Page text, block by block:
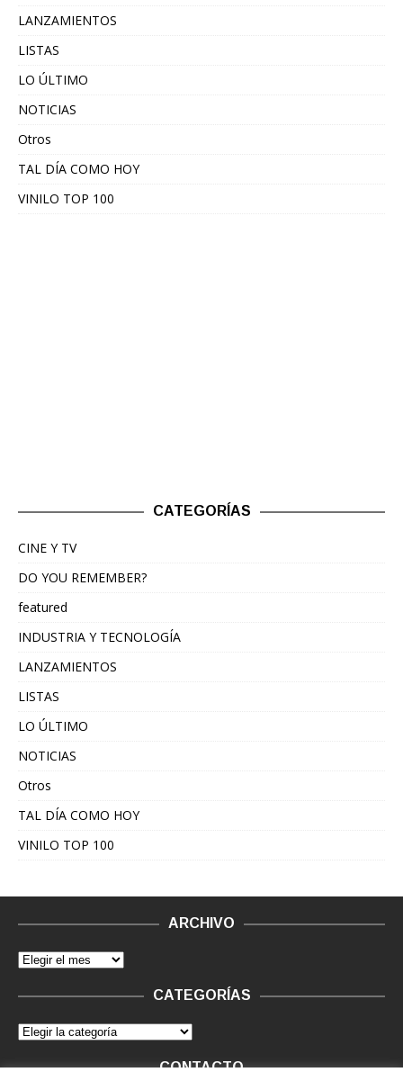
LANZAMIENTOS
LISTAS
LO ÚLTIMO
NOTICIAS
Otros
TAL DÍA COMO HOY
VINILO TOP 100
CATEGORÍAS
CINE Y TV
DO YOU REMEMBER?
featured
INDUSTRIA Y TECNOLOGÍA
LANZAMIENTOS
LISTAS
LO ÚLTIMO
NOTICIAS
Otros
TAL DÍA COMO HOY
VINILO TOP 100
ARCHIVO
CATEGORÍAS
CONTACTO